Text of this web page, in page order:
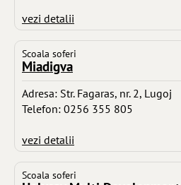
vezi detalii
Scoala soferi
Miadigva
Adresa: Str. Fagaras, nr. 2, Lugoj
Telefon: 0256 355 805
vezi detalii
Scoala soferi